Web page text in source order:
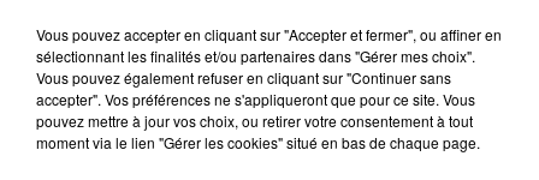
C'est moi le Patron ! - Biocoop
Biocoop
Vous pouvez accepter en cliquant sur "Accepter et fermer", ou affiner en
sélectionnant les finalités et/ou partenaires dans "Gérer mes choix".
Vous pouvez également refuser en cliquant sur "Continuer sans
accepter". Vos préférences ne s'appliqueront que pour ce site. Vous
pouvez mettre à jour vos choix, ou retirer votre consentement à tout
moment via le lien "Gérer les cookies" situé en bas de chaque page.